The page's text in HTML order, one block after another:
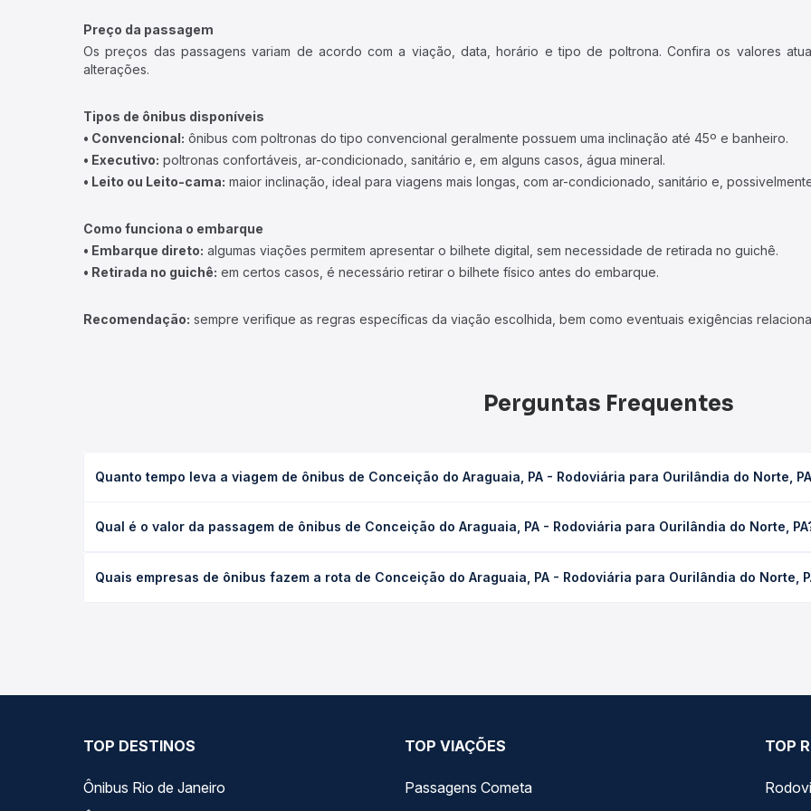
Preço da passagem
Os preços das passagens variam de acordo com a viação, data, horário e tipo de poltrona. Confira os valores
alterações.
Tipos de ônibus disponíveis
• Convencional: ônibus com poltronas do tipo convencional geralmente possuem uma inclinação até 45º e banheiro.
• Executivo: poltronas confortáveis, ar-condicionado, sanitário e, em alguns casos, água mineral.
• Leito ou Leito-cama: maior inclinação, ideal para viagens mais longas, com ar-condicionado, sanitário e,
Como funciona o embarque
• Embarque direto: algumas viações permitem apresentar o bilhete digital, sem necessidade de retirada no guichê.
• Retirada no guichê: em certos casos, é necessário retirar o bilhete físico antes do embarque.
Recomendação: sempre verifique as regras específicas da viação escolhida, bem como eventuais exigências
Perguntas Frequentes
Quanto tempo leva a viagem de ônibus de Conceição do Araguaia, PA - Rodoviária para Ourilândia do Norte,
serviço (convencional, executivo ou leito) e as condições de tráfego. Na Quero Passagem você consulta os horários
Qual é o valor da passagem de ônibus de Conceição do Araguaia, PA - Rodoviária para Ourilândia do Norte,
empresa, o tipo de poltrona e a antecedência da compra. Na Quero Passagem você compara os preços de todas as
Quais empresas de ônibus fazem a rota de Conceição do Araguaia, PA - Rodoviária para Ourilândia do Norte,
TOP DESTINOS
Ônibus Rio de Janeiro
TOP VIAÇÕES
Passagens Cometa
TOP